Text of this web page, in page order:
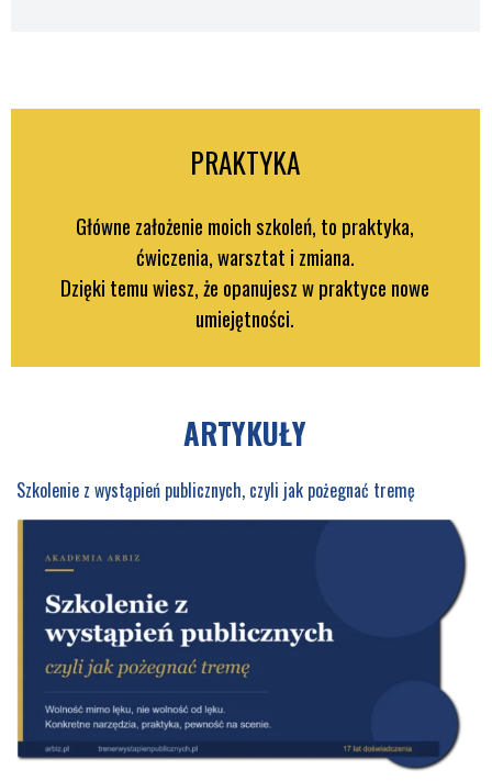
PRAKTYKA
Główne założenie moich szkoleń, to praktyka,
ćwiczenia, warsztat i zmiana.
Dzięki temu wiesz, że opanujesz w praktyce nowe
umiejętności.
ARTYKUŁY
Szkolenie z wystąpień publicznych, czyli jak pożegnać tremę